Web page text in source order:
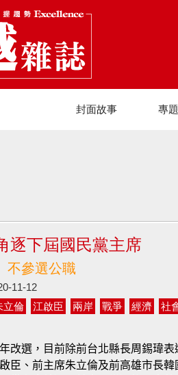
封面故事 專
逐下屆國民黨主席
不參選公職
11-12
立倫 江啟臣 兩岸 戰爭 經濟 社
改選，目前除前台北縣長周錫瑋
臣、前主席朱立倫及前高雄市長